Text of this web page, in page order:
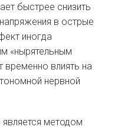
быстрее снизить
в острые
иногда
«нырятельным
влиять на
нервной
методом